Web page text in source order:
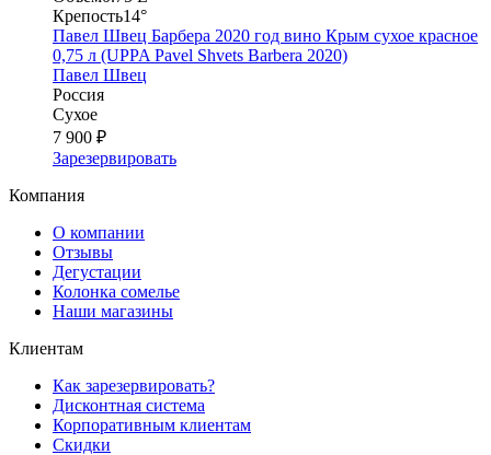
Крепость14°
Павел Швец Барбера 2020 год вино Крым сухое красное
0,75 л (UPPA Pavel Shvets Barbera 2020)
Павел Швец
Россия
Сухое
7 900 ₽
Зарезервировать
Компания
О компании
Отзывы
Дегустации
Колонка сомелье
Наши магазины
Клиентам
Как зарезервировать?
Дисконтная система
Корпоративным клиентам
Скидки